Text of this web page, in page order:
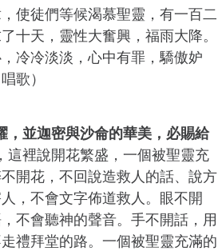
使徒們等候渴慕聖靈，有一百二
十天，靈性大奮興，福雨大降。
冷冷淡淡，心中有罪，驕傲妒
歌）
，並迦密與沙侖的華美，必賜給
這裡說開花繁盛，一個被聖靈充
開花，不回說造救人的話、說方
，不會文字佈道救人。眼不開
不會聽神的聲音。手不開話，用
禮拜堂的路。一個被聖靈充滿的